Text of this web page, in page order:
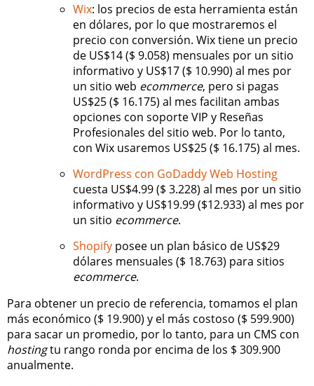
Wix: los precios de esta herramienta están
en dólares, por lo que mostraremos el
precio con conversión. Wix tiene un precio
de US$14 ($ 9.058) mensuales por un sitio
informativo y US$17 ($ 10.990) al mes por
un sitio web ecommerce, pero si pagas
US$25 ($ 16.175) al mes facilitan ambas
opciones con soporte VIP y Reseñas
Profesionales del sitio web. Por lo tanto,
con Wix usaremos US$25 ($ 16.175) al mes.
WordPress con GoDaddy Web Hosting
cuesta US$4.99 ($ 3.228) al mes por un sitio
informativo y US$19.99 ($12.933) al mes por
un sitio ecommerce.
Shopify posee un plan básico de US$29
dólares mensuales ($ 18.763) para sitios
ecommerce.
Para obtener un precio de referencia, tomamos el plan
más económico ($ 19.900) y el más costoso ($ 599.900)
para sacar un promedio, por lo tanto, para un CMS con
hostingtu rango ronda por encima de los $ 309.900
anualmente.